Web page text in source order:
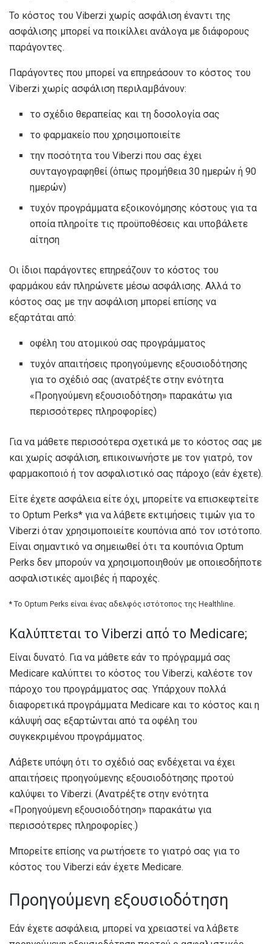
Το κόστος του Viberzi χωρίς ασφάλιση έναντι της
ασφάλισης μπορεί να ποικίλλει ανάλογα με διάφορους
παράγοντες.
Παράγοντες που μπορεί να επηρεάσουν το κόστος του
Viberzi χωρίς ασφάλιση περιλαμβάνουν:
το σχέδιο θεραπείας και τη δοσολογία σας
το φαρμακείο που χρησιμοποιείτε
την ποσότητα του Viberzi που σας έχει
συνταγογραφηθεί (όπως προμήθεια 30 ημερών ή 90
ημερών)
τυχόν προγράμματα εξοικονόμησης κόστους για τα
οποία πληροίτε τις προϋποθέσεις και υποβάλετε
αίτηση
Οι ίδιοι παράγοντες επηρεάζουν το κόστος του
φαρμάκου εάν πληρώνετε μέσω ασφάλισης. Αλλά το
κόστος σας με την ασφάλιση μπορεί επίσης να
εξαρτάται από:
οφέλη του ατομικού σας προγράμματος
τυχόν απαιτήσεις προηγούμενης εξουσιοδότησης
για το σχέδιό σας (ανατρέξτε στην ενότητα
«Προηγούμενη εξουσιοδότηση» παρακάτω για
περισσότερες πληροφορίες)
Για να μάθετε περισσότερα σχετικά με το κόστος σας με
και χωρίς ασφάλιση, επικοινωνήστε με τον γιατρό, τον
φαρμακοποιό ή τον ασφαλιστικό σας πάροχο (εάν έχετε).
Είτε έχετε ασφάλεια είτε όχι, μπορείτε να επισκεφτείτε
το Optum Perks* για να λάβετε εκτιμήσεις τιμών για το
Viberzi όταν χρησιμοποιείτε κουπόνια από τον ιστότοπο.
Είναι σημαντικό να σημειωθεί ότι τα κουπόνια Optum
Perks δεν μπορούν να χρησιμοποιηθούν με οποιεσδήποτε
ασφαλιστικές αμοιβές ή παροχές.
* Το Optum Perks είναι ένας αδελφός ιστότοπος της Healthline.
Καλύπτεται το Viberzi από το Medicare;
Είναι δυνατό. Για να μάθετε εάν το πρόγραμμά σας
Medicare καλύπτει το κόστος του Viberzi, καλέστε τον
πάροχο του προγράμματος σας. Υπάρχουν πολλά
διαφορετικά προγράμματα Medicare και το κόστος και η
κάλυψή σας εξαρτώνται από τα οφέλη του
συγκεκριμένου προγράμματος.
Λάβετε υπόψη ότι το σχέδιό σας ενδέχεται να έχει
απαιτήσεις προηγούμενης εξουσιοδότησης προτού
καλύψει το Viberzi. (Ανατρέξτε στην ενότητα
«Προηγούμενη εξουσιοδότηση» παρακάτω για
περισσότερες πληροφορίες.)
Μπορείτε επίσης να ρωτήσετε το γιατρό σας για το
κόστος του Viberzi εάν έχετε Medicare.
Προηγούμενη εξουσιοδότηση
Εάν έχετε ασφάλεια, μπορεί να χρειαστεί να λάβετε